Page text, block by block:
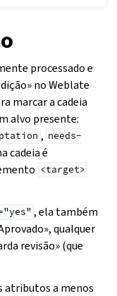
processado e
no Weblate
marcar a cadeia
alvo presente:
, needs-
cadeia é
<target>
, ela também
qualquer
revisão» (que
atributos a menos